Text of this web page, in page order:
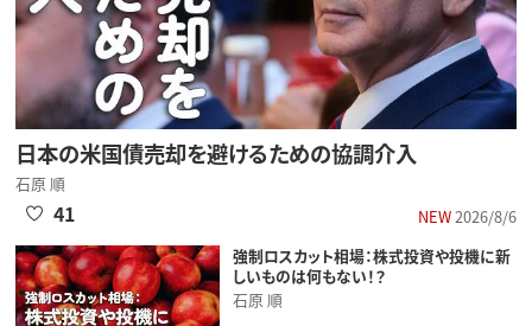
日本の米国債売却を避けるための協調介入
石原 順
NEW2026/8/6
41
強制ロスカット相場：株式投資や投機に新
しいものは何もない！？
石原 順